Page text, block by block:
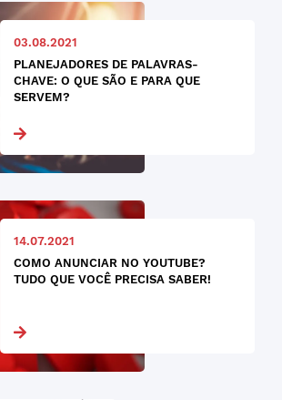
03.08.2021
PLANEJADORES DE PALAVRAS-
CHAVE: O QUE SÃO E PARA QUE
SERVEM?
14.07.2021
COMO ANUNCIAR NO YOUTUBE?
TUDO QUE VOCÊ PRECISA SABER!